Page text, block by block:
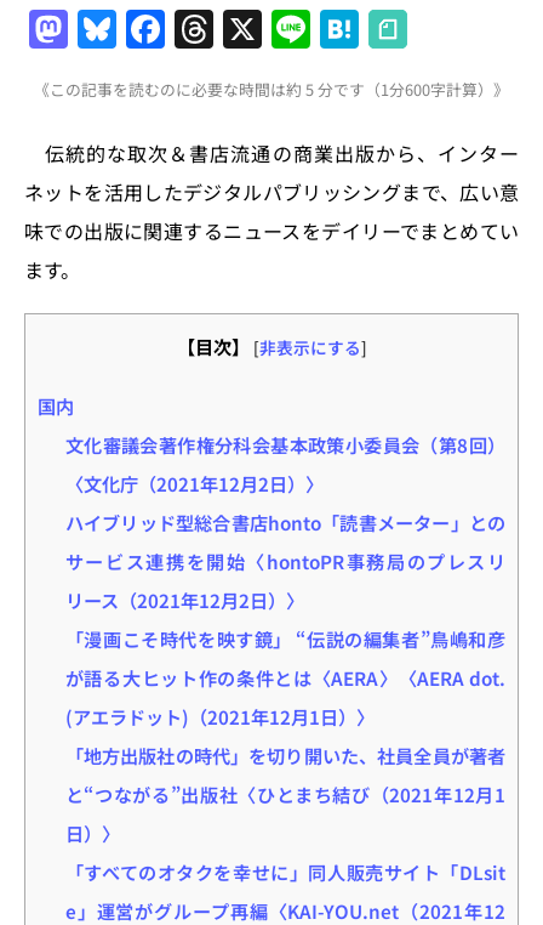
M
a
st
o
d
o
Bl
u
e
s
k
y
F
a
c
e
b
o
k
T
h
re
a
d
s
X Li
n
e
H
at
e
n
a
《この記事を読むのに必要な時間は約 5 分です（1分600字計算）》
伝統的な取次＆書店流通の商業出版から、インター
ネットを活用したデジタルパブリッシングまで、広い意
味での出版に関連するニュースをデイリーでまとめてい
ます。
【目次】 [非表示にする]
国内
文化審議会著作権分科会基本政策小委員会（第8回）
〈文化庁（2021年12月2日）〉
ハイブリッド型総合書店honto「読書メーター」との
サービス連携を開始〈hontoPR事務局のプレスリ
リース（2021年12月2日）〉
「漫画こそ時代を映す鏡」 “伝説の編集者”鳥嶋和彦
が語る大ヒット作の条件とは〈AERA〉〈AERA dot.
(アエラドット)（2021年12月1日）〉
「地方出版社の時代」を切り開いた、社員全員が著者
と“つながる”出版社〈ひとまち結び（2021年12月1
日）〉
「すべてのオタクを幸せに」同人販売サイト「DLsit
e」運営がグループ再編〈KAI-YOU.net（2021年12